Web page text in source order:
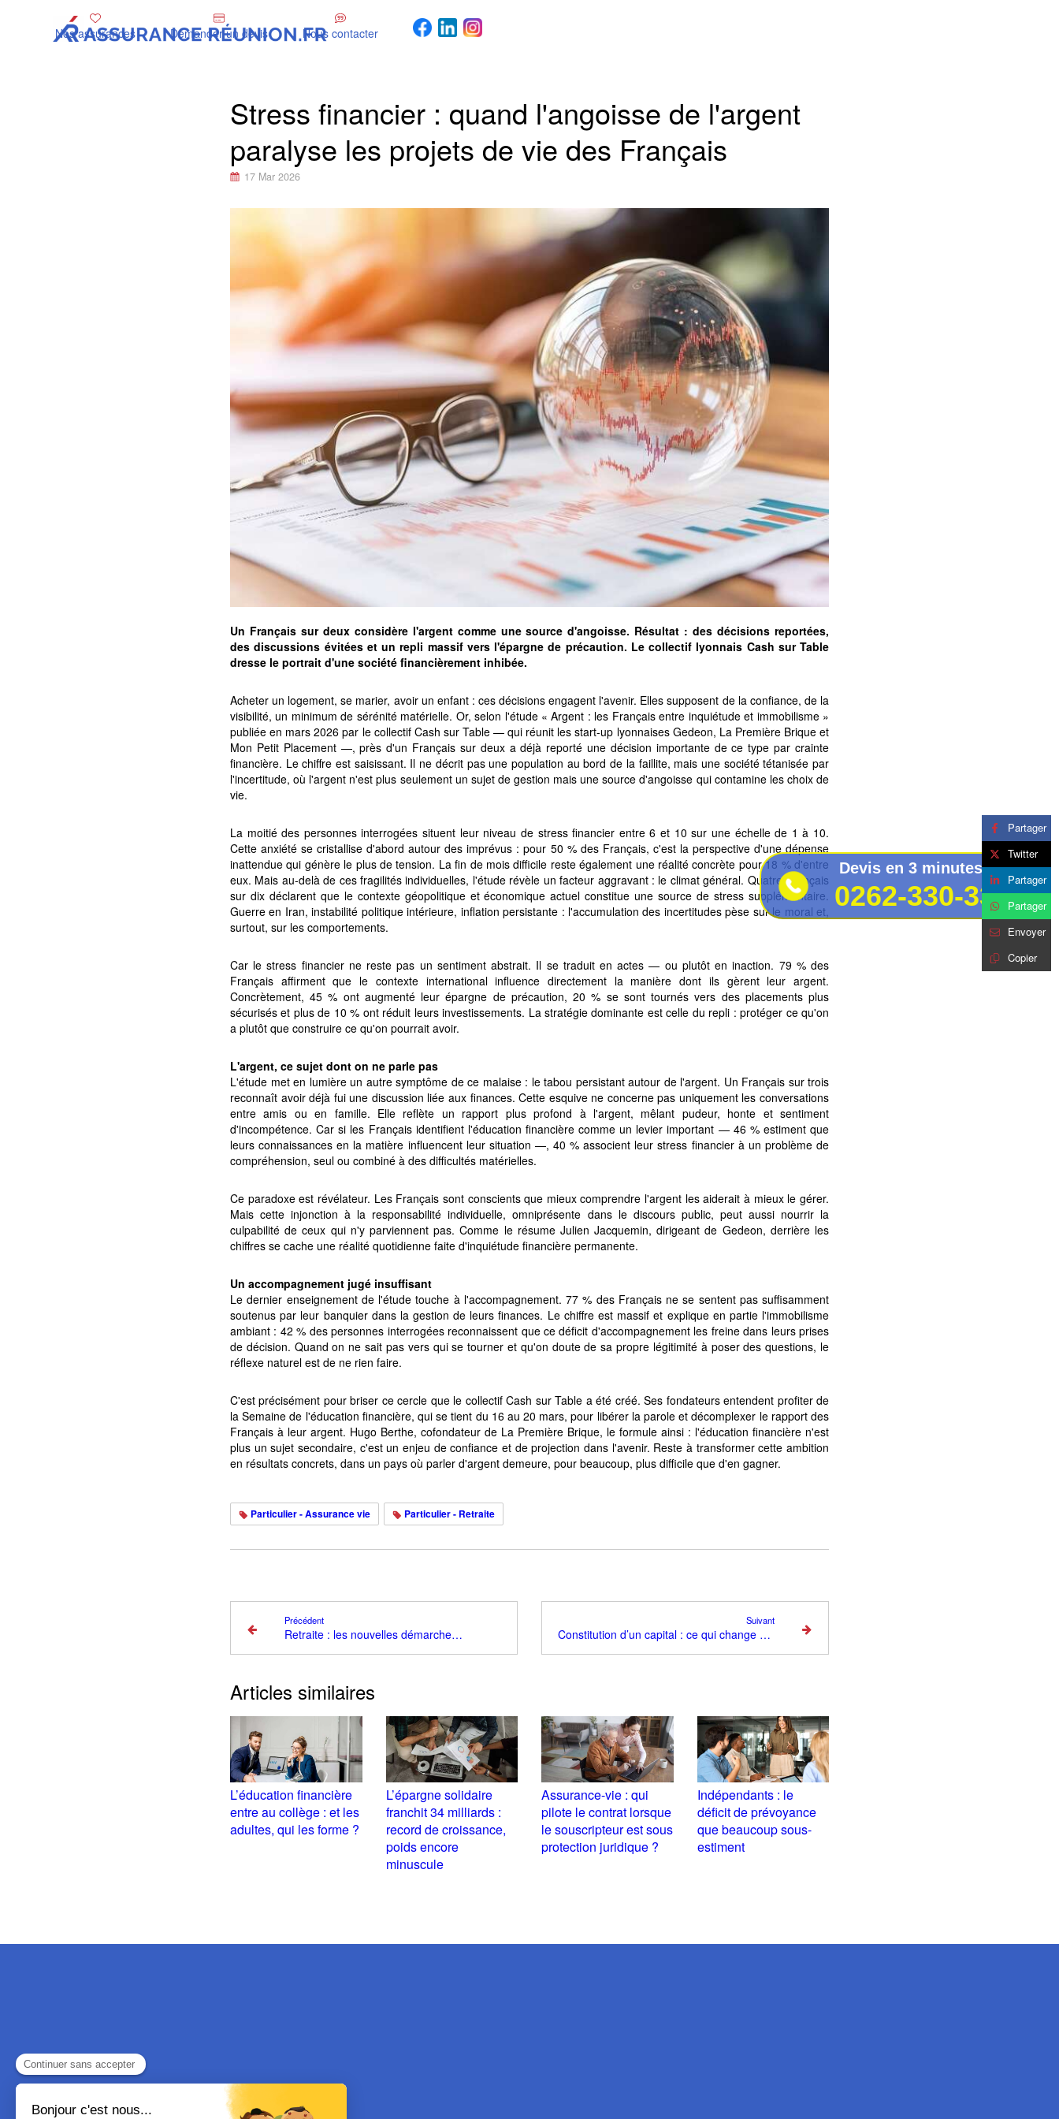
Nos assurances Demander un devis Nous contacter
Stress financier : quand l'angoisse de l'argent
paralyse les projets de vie des Français
17 Mar 2026
Un Français sur deux considère l'argent comme une source d'angoisse. Résultat : des décisions reportées,
des discussions évitées et un repli massif vers l'épargne de précaution. Le collectif lyonnais Cash sur Table
dresse le portrait d'une société financièrement inhibée.
Acheter un logement, se marier, avoir un enfant : ces décisions engagent l'avenir. Elles supposent de la confiance, de la
visibilité, un minimum de sérénité matérielle. Or, selon l'étude « Argent : les Français entre inquiétude et immobilisme »
publiée en mars 2026 par le collectif Cash sur Table — qui réunit les start-up lyonnaises Gedeon, La Première Brique et
Mon Petit Placement —, près d'un Français sur deux a déjà reporté une décision importante de ce type par crainte
financière. Le chiffre est saisissant. Il ne décrit pas une population au bord de la faillite, mais une société tétanisée par
l'incertitude, où l'argent n'est plus seulement un sujet de gestion mais une source d'angoisse qui contamine les choix de
vie.
La moitié des personnes interrogées situent leur niveau de stress financier entre 6 et 10 sur une échelle de 1 à 10.
Cette anxiété se cristallise d'abord autour des imprévus : pour 50 % des Français, c'est la perspective d'une dépense
inattendue qui génère le plus de tension. La fin de mois difficile reste également une réalité concrète pour 18 % d'entre
eux. Mais au-delà de ces fragilités individuelles, l'étude révèle un facteur aggravant : le climat général. Quatre Français
sur dix déclarent que le contexte géopolitique et économique actuel constitue une source de stress supplémentaire.
Guerre en Iran, instabilité politique intérieure, inflation persistante : l'accumulation des incertitudes pèse sur le moral et,
surtout, sur les comportements.
Car le stress financier ne reste pas un sentiment abstrait. Il se traduit en actes — ou plutôt en inaction. 79 % des
Français affirment que le contexte international influence directement la manière dont ils gèrent leur argent.
Concrètement, 45 % ont augmenté leur épargne de précaution, 20 % se sont tournés vers des placements plus
sécurisés et plus de 10 % ont réduit leurs investissements. La stratégie dominante est celle du repli : protéger ce qu'on
a plutôt que construire ce qu'on pourrait avoir.
L'argent, ce sujet dont on ne parle pas
L'étude met en lumière un autre symptôme de ce malaise : le tabou persistant autour de l'argent. Un Français sur trois
reconnaît avoir déjà fui une discussion liée aux finances. Cette esquive ne concerne pas uniquement les conversations
entre amis ou en famille. Elle reflète un rapport plus profond à l'argent, mêlant pudeur, honte et sentiment
d'incompétence. Car si les Français identifient l'éducation financière comme un levier important — 46 % estiment que
leurs connaissances en la matière influencent leur situation —, 40 % associent leur stress financier à un problème de
compréhension, seul ou combiné à des difficultés matérielles.
Ce paradoxe est révélateur. Les Français sont conscients que mieux comprendre l'argent les aiderait à mieux le gérer.
Mais cette injonction à la responsabilité individuelle, omniprésente dans le discours public, peut aussi nourrir la
culpabilité de ceux qui n'y parviennent pas. Comme le résume Julien Jacquemin, dirigeant de Gedeon, derrière les
chiffres se cache une réalité quotidienne faite d'inquiétude financière permanente.
Un accompagnement jugé insuffisant
Le dernier enseignement de l'étude touche à l'accompagnement. 77 % des Français ne se sentent pas suffisamment
soutenus par leur banquier dans la gestion de leurs finances. Le chiffre est massif et explique en partie l'immobilisme
ambiant : 42 % des personnes interrogées reconnaissent que ce déficit d'accompagnement les freine dans leurs prises
de décision. Quand on ne sait pas vers qui se tourner et qu'on doute de sa propre légitimité à poser des questions, le
réflexe naturel est de ne rien faire.
C'est précisément pour briser ce cercle que le collectif Cash sur Table a été créé. Ses fondateurs entendent profiter de
la Semaine de l'éducation financière, qui se tient du 16 au 20 mars, pour libérer la parole et décomplexer le rapport des
Français à leur argent. Hugo Berthe, cofondateur de La Première Brique, le formule ainsi : l'éducation financière n'est
plus un sujet secondaire, c'est un enjeu de confiance et de projection dans l'avenir. Reste à transformer cette ambition
en résultats concrets, dans un pays où parler d'argent demeure, pour beaucoup, plus difficile que d'en gagner.
Particulier - Assurance vie Particulier - Retraite
Précédent
Retraite : les nouvelles démarches en ligne qui changent la donne en 2026
Suivant
Constitution d’un capital : ce qui change vraiment selon la décennie de vie
Articles similaires
L’éducation financière
entre au collège : et les
adultes, qui les forme ?
L’épargne solidaire
franchit 34 milliards :
record de croissance,
poids encore
minuscule
Assurance-vie : qui
pilote le contrat lorsque
le souscripteur est sous
protection juridique ?
Indépendants : le
déficit de prévoyance
que beaucoup sous-
estiment
Partager
Twitter
Partager
Partager
Envoyer
Copier
Devis en 3 minutes au
0262-330-330